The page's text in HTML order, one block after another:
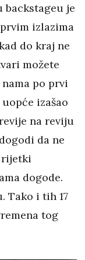
backstageu je
izlazima
do kraj ne
možete
po prvi
izašao
na reviju
da ne
rijetki
dogode.
Tako i tih 17
tog